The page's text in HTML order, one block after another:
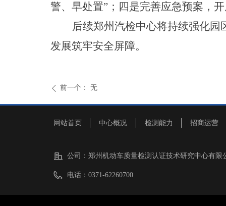
警、早处置” ； 四是完善应急预案，
后续郑州汽检中心将持续强化园
发展筑牢安全屏障。
ꄴ 前一个： 无
网站首页 中心概况 检测能力 招商运营
公司： 郑州机动车质量检测认证技术研究中心有限
电话： 0371-62260700